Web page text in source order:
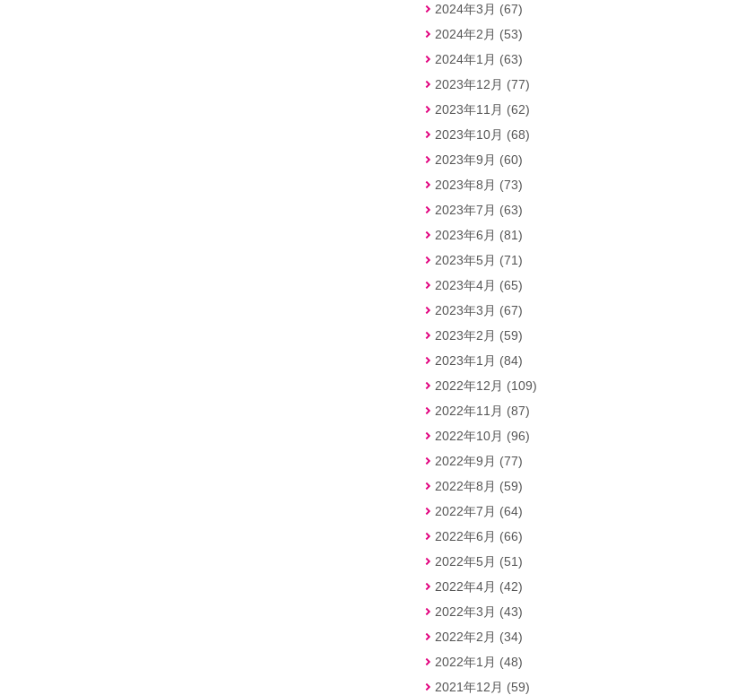
2024年3月 (67)
2024年2月 (53)
2024年1月 (63)
2023年12月 (77)
2023年11月 (62)
2023年10月 (68)
2023年9月 (60)
2023年8月 (73)
2023年7月 (63)
2023年6月 (81)
2023年5月 (71)
2023年4月 (65)
2023年3月 (67)
2023年2月 (59)
2023年1月 (84)
2022年12月 (109)
2022年11月 (87)
2022年10月 (96)
2022年9月 (77)
2022年8月 (59)
2022年7月 (64)
2022年6月 (66)
2022年5月 (51)
2022年4月 (42)
2022年3月 (43)
2022年2月 (34)
2022年1月 (48)
2021年12月 (59)